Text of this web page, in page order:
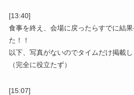
[13:40]
食事を終え、会場に戻ったらすでに結
た！！
以下、写真がないのでタイムだけ掲載し
（完全に役立たず）
[15:07]